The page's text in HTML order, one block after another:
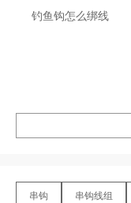
钓鱼钩怎么绑线
串钩 串钩线组